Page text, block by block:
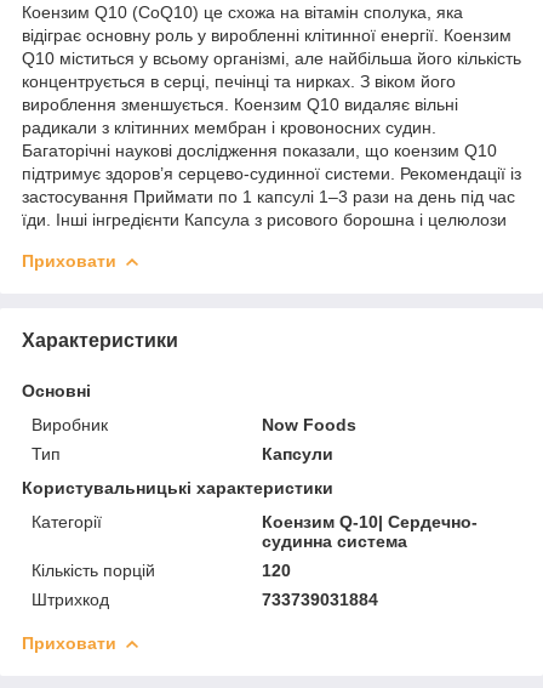
Коензим Q10 (CoQ10) це схожа на вітамін сполука, яка
відіграє основну роль у виробленні клітинної енергії. Коензим
Q10 міститься у всьому організмі, але найбільша його кількість
концентрується в серці, печінці та нирках. З віком його
вироблення зменшується. Коензим Q10 видаляє вільні
радикали з клітинних мембран і кровоносних судин.
Багаторічні наукові дослідження показали, що коензим Q10
підтримує здоров’я серцево-судинної системи. Рекомендації із
застосування Приймати по 1 капсулі 1–3 рази на день під час
їди. Інші інгредієнти Капсула з рисового борошна і целюлози
Приховати
Характеристики
Основні
Виробник
Now Foods
Тип
Капсули
Користувальницькі характеристики
Категорії
Коензим Q-10| Сердечно-
судинна система
Кількість порцій
120
Штрихкод
733739031884
Приховати